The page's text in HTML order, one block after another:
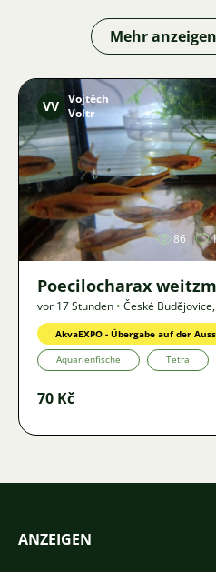
Mehr anzeigen
VV Vojtěch
Voltr
86
Poecilocharax
vor 17 Stunden • České Budějovice,
AkvaEXPO - Übergabe auf der
Aquarienfische Tetra
70 Kč
ANZEIGEN